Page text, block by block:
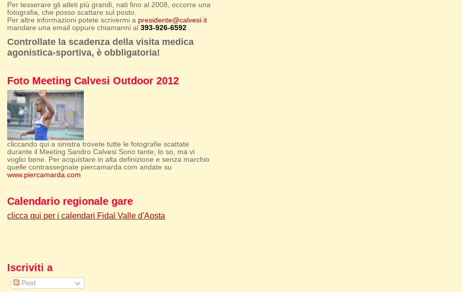
Per tesserare gli atleti più grandi, nati fino al 2008, occorre una
fotografia, che posso scattare sul posto.
Per altre informazioni potete scrivermi a presidente@calvesi.it
mandare una email oppure chiamarmi al393-926-6592
Controllate la scadenza della visita medica
agonistica-sportiva, è obbligatoria!
Foto Meeting Calvesi Outdoor 2012
cliccando qui a sinistra trovete tutte le fotografie scattate
durante il Meeting Sandro Calvesi Sono tante, lo so, ma vi
voglio bene. Per acquistare in alta definizione e senza marchio
quelle contrassegnate piercamarda.com andate su
www.piercamarda.com
Calendario regionale gare
clicca qui per i calendari Fidal Valle d'Aosta
Iscriviti a
Post